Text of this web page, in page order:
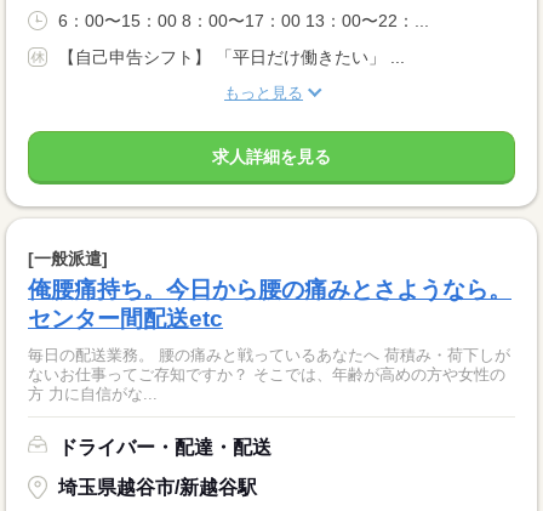
6：00〜15：00 8：00〜17：00 13：00〜22：...
【自己申告シフト】 「平日だけ働きたい」 ...
もっと見る
求人詳細を見る
[一般派遣]
俺腰痛持ち。今日から腰の痛みとさようなら。
センター間配送etc
毎日の配送業務。 腰の痛みと戦っているあなたへ 荷積み・荷下しが
ないお仕事ってご存知ですか？ そこでは、年齢が高めの方や女性の
方 力に自信がな...
ドライバー・配達・配送
埼玉県越谷市/新越谷駅